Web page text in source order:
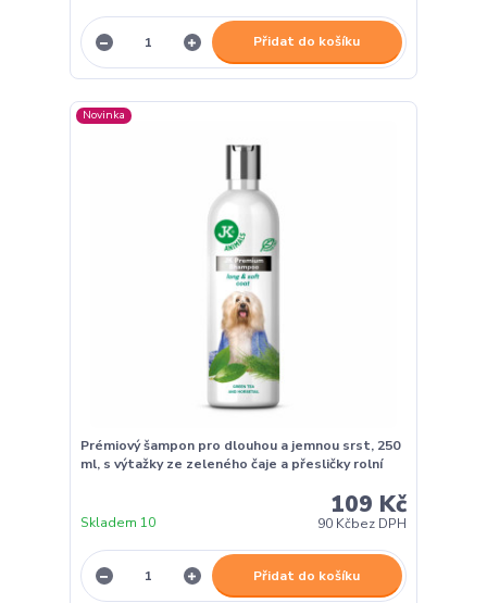
Přidat do košíku
Novinka
Prémiový šampon pro dlouhou a jemnou srst, 250
ml, s výtažky ze zeleného čaje a přesličky rolní
109 Kč
90 Kčbez DPH
Skladem 10
Přidat do košíku